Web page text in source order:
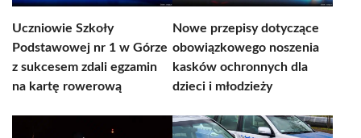
Uczniowie Szkoły
Podstawowej nr 1 w Górze
z sukcesem zdali egzamin
na kartę rowerową
Nowe przepisy dotyczące
obowiązkowego noszenia
kasków ochronnych dla
dzieci i młodzieży